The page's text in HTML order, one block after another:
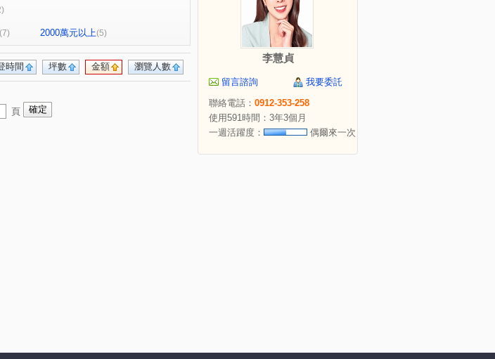
大路
(7) 2000萬元以上(5)
瀏覽人數
金額
坪數
時間
頁
李慧貞
留言諮詢
我要委託
聯絡電話： 0912-353-258
使用591時間：3年3個月
一週活躍度：
偶爾來一次